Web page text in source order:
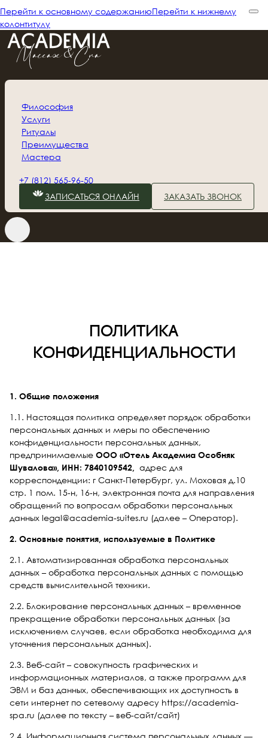
Перейти к основному содержаниюПерейти к нижнему
колонтитулу
Философия
Услуги
Ритуалы
Преимущества
Мастера
+7 (812) 565-96-50
ЗАПИСАТЬСЯ ОНЛАЙН
ЗАКАЗАТЬ ЗВОНОК
Политика
конфиденциальности
1. Общие положения
1.1. Настоящая политика определяет порядок обработки
персональных данных и меры по обеспечению
конфиденциальности персональных данных,
предпринимаемые ООО «Отель Академиа Особняк
Шувалова», ИНН: 7840109542, адрес для
корреспонденции: г Санкт-Петербург, ул. Моховая д.10
стр. 1 пом. 15-н, 16-н, электронная почта для направления
обращений по вопросам обработки персональных
данных legal@academia-suites.ru (далее – Оператор).
2. Основные понятия, используемые в Политике
2.1. Автоматизированная обработка персональных
данных – обработка персональных данных с помощью
средств вычислительной техники.
2.2. Блокирование персональных данных – временное
прекращение обработки персональных данных (за
исключением случаев, если обработка необходима для
уточнения персональных данных).
2.3. Веб-сайт – совокупность графических и
информационных материалов, а также программ для
ЭВМ и баз данных, обеспечивающих их доступность в
сети интернет по сетевому адресу https://academia-
spa.ru (далее по тексту – веб-сайт/сайт)
2.4. Информационная система персональных данных —